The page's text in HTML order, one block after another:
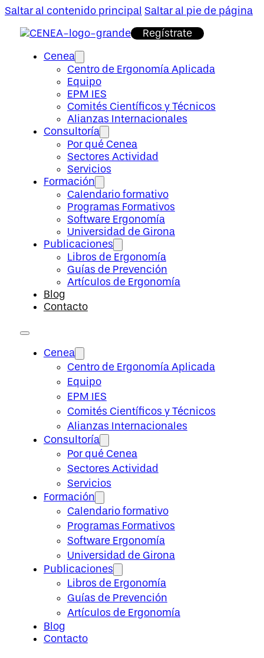
Saltar al contenido principal Saltar al pie de página
Regístrate
Cenea
Centro de Ergonomía Aplicada
Equipo
EPM IES
Comités Científicos y Técnicos
Alianzas Internacionales
Consultoría
Por qué Cenea
Sectores Actividad
Servicios
Formación
Calendario formativo
Programas Formativos
Software Ergonomía
Universidad de Girona
Publicaciones
Libros de Ergonomía
Guías de Prevención
Artículos de Ergonomía
Blog
Contacto
Cenea
Centro de Ergonomía Aplicada
Equipo
EPM IES
Comités Científicos y Técnicos
Alianzas Internacionales
Consultoría
Por qué Cenea
Sectores Actividad
Servicios
Formación
Calendario formativo
Programas Formativos
Software Ergonomía
Universidad de Girona
Publicaciones
Libros de Ergonomía
Guías de Prevención
Artículos de Ergonomía
Blog
Contacto